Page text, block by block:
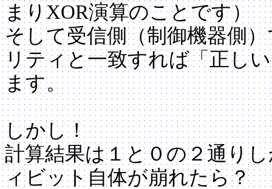
まりXOR演算のことです）
そして受信側（制御機器側
リティと一致すれば「正し
ます。
しかし！
計算結果は１と０の２通り
ィビット自体が崩れたら？